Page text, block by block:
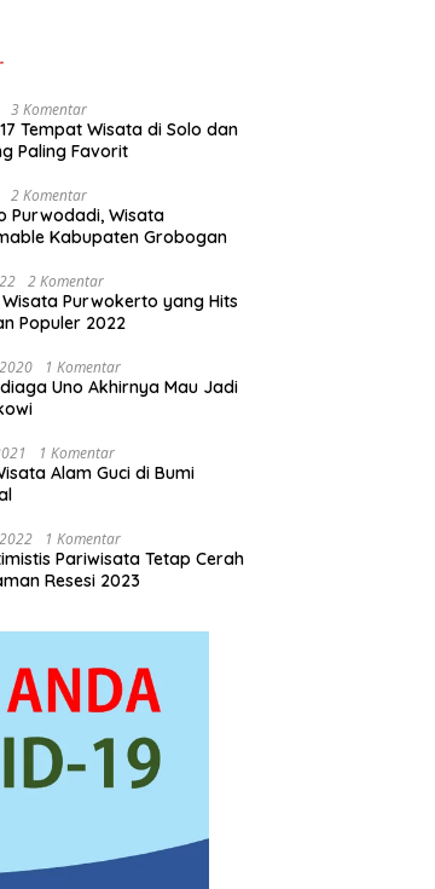
3 Komentar
Tempat Wisata di Solo dan
Paling Favorit
2 Komentar
Purwodadi, Wisata
Kabupaten Grobogan
2 Komentar
Purwokerto yang Hits
Populer 2022
1 Komentar
Uno Akhirnya Mau Jadi
1 Komentar
Alam Guci di Bumi
1 Komentar
Pariwisata Tetap Cerah
Resesi 2023